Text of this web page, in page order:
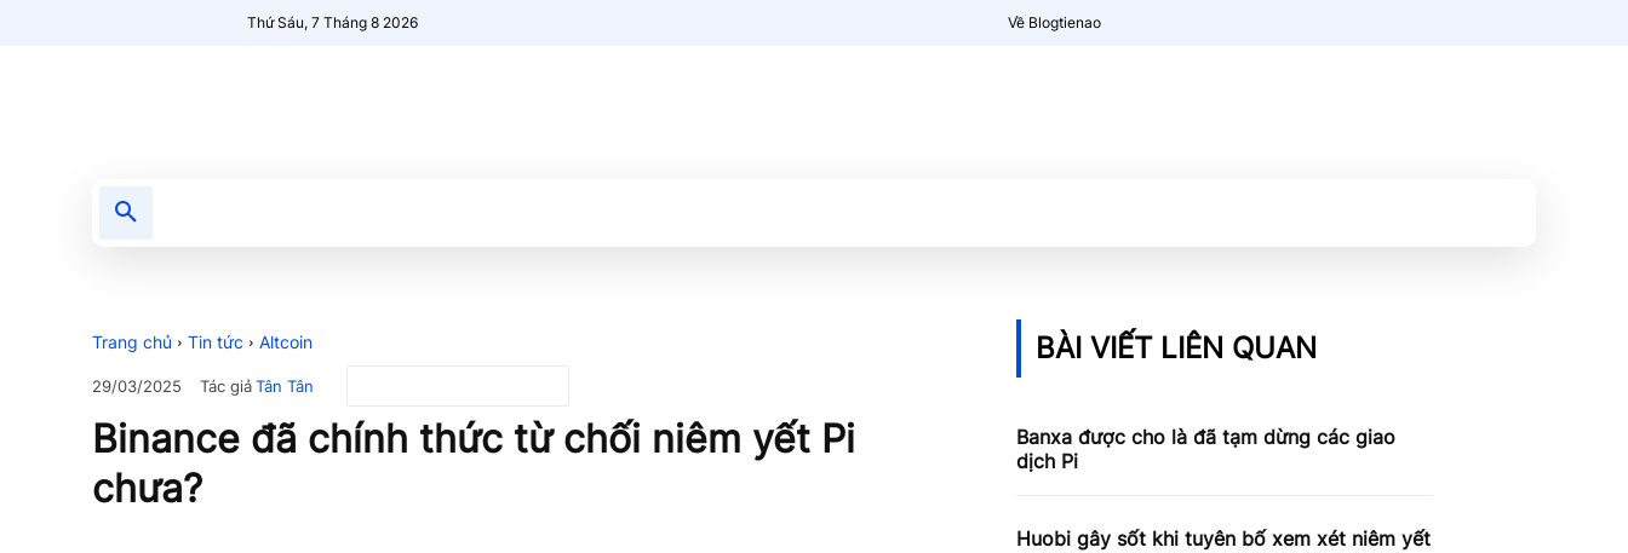
Thứ Sáu, 7 Tháng 8 2026 Về Blogtienao
Trang chủ Tin tức Altcoin
29/03/2025 Tác giảTân Tân
Binance đã chính thức từ chối niêm yết Pi
chưa?
BÀI VIẾT LIÊN QUAN
Banxa được cho là đã tạm dừng các giao
dịch Pi
Huobi gây sốt khi tuyên bố xem xét niêm yết